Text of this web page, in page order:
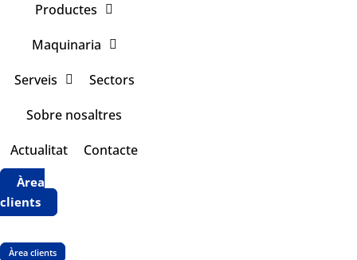
Productes
Maquinaria
Serveis
Sectors
Sobre nosaltres
Actualitat
Contacte
Àrea
clients
Àrea clients